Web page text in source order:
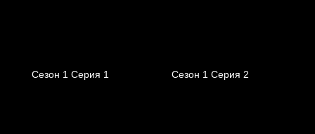
Сезон 1 Серия 1 Сезон 1 Серия 2